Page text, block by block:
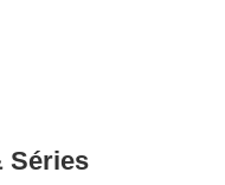
Séries